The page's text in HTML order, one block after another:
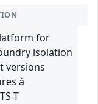
for
isolation
versions
à
T